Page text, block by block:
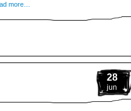
more…
28
jun